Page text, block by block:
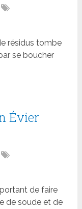
résidus tombe
se boucher
Évier
de faire
de soude et de